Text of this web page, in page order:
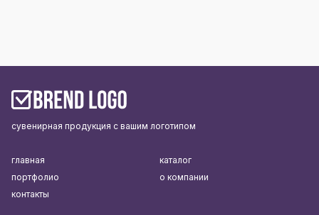
сувенирная продукция с вашим логотипом
главная
каталог
портфолио
о компании
контакты